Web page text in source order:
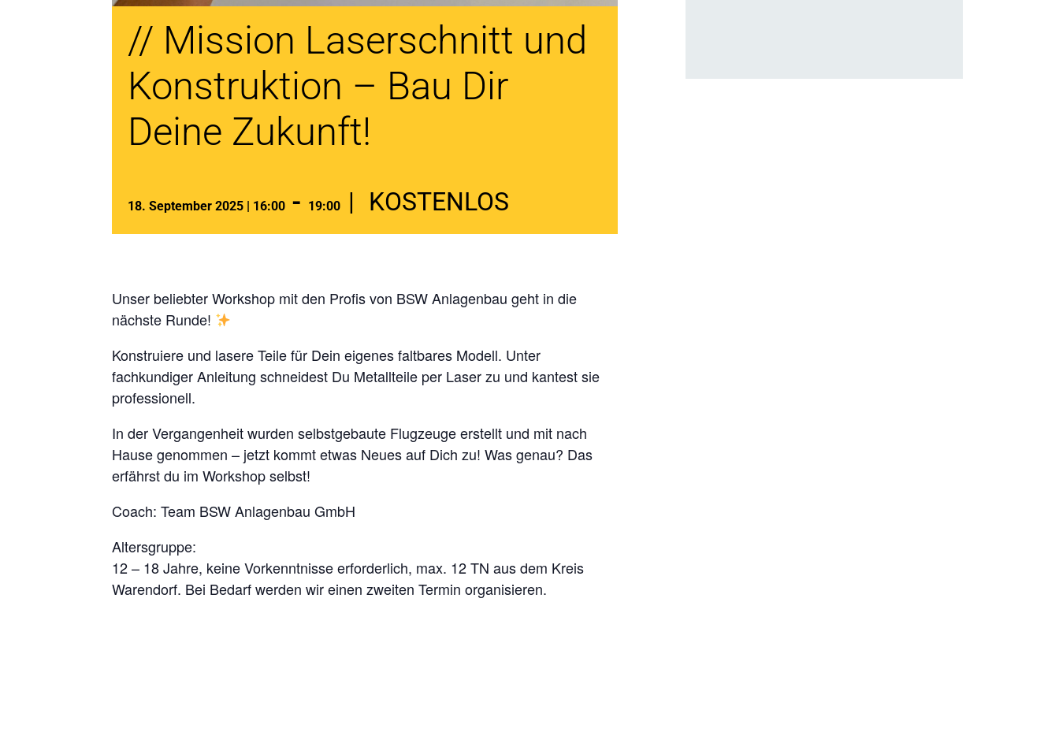
// Mission Laserschnitt und
Konstruktion – Bau Dir
Deine Zukunft!
18. September 2025 | 16:00 - 19:00 | KOSTENLOS
Unser beliebter Workshop mit den Profis von BSW Anlagenbau geht in die
nächste Runde!
Konstruiere und lasere Teile für Dein eigenes faltbares Modell. Unter
fachkundiger Anleitung schneidest Du Metallteile per Laser zu und kantest sie
professionell.
In der Vergangenheit wurden selbstgebaute Flugzeuge erstellt und mit nach
Hause genommen – jetzt kommt etwas Neues auf Dich zu! Was genau? Das
erfährst du im Workshop selbst!
Coach: Team BSW Anlagenbau GmbH
Altersgruppe:
12 – 18 Jahre, keine Vorkenntnisse erforderlich, max. 12 TN aus dem Kreis
Warendorf. Bei Bedarf werden wir einen zweiten Termin organisieren.